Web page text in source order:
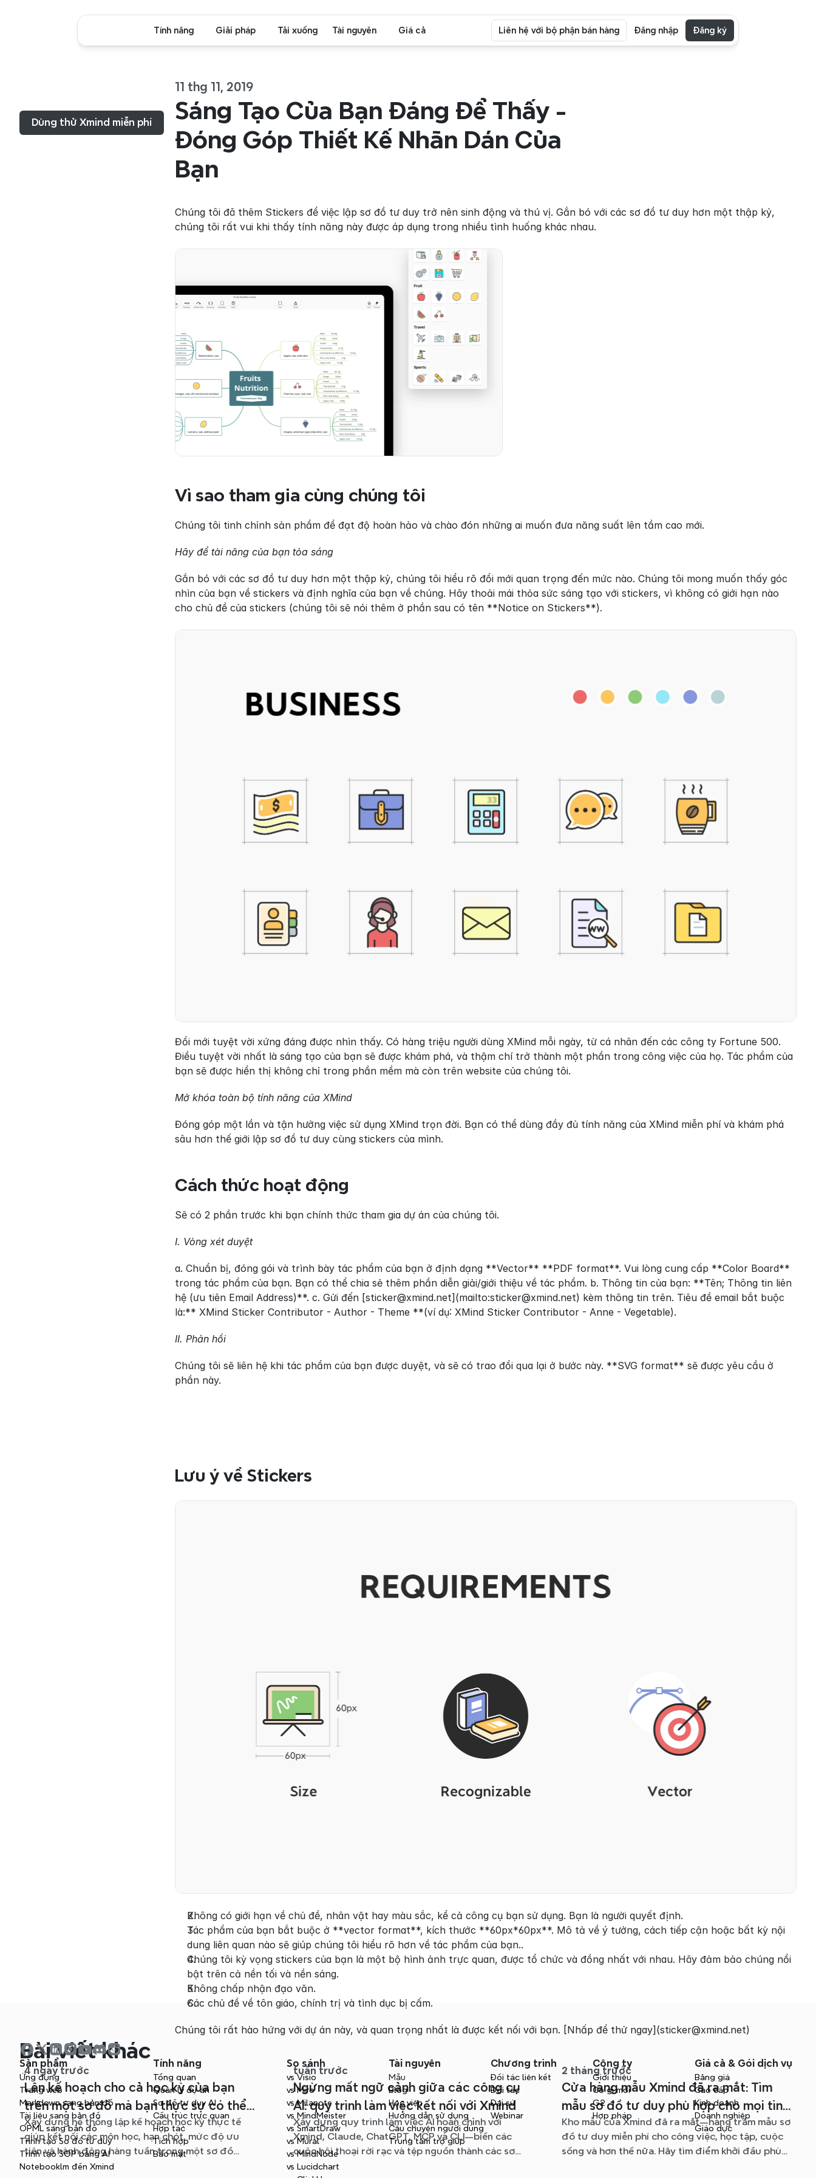
Dùng thử Xmind miễn phí
11 thg 11, 2019
Sáng Tạo Của Bạn Đáng Để Thấy -
Đóng Góp Thiết Kế Nhãn Dán Của
Bạn
Chúng tôi đã thêm Stickers để việc lập sơ đồ tư duy trở nên sinh động và thú vị. Gắn bó với các sơ đồ tư duy hơn một thập kỷ,
chúng tôi rất vui khi thấy tính năng này được áp dụng trong nhiều tình huống khác nhau.
Vì sao tham gia cùng chúng tôi
Chúng tôi tinh chỉnh sản phẩm để đạt độ hoàn hảo và chào đón những ai muốn đưa năng suất lên tầm cao mới.
Hãy để tài năng của bạn tỏa sáng
Gắn bó với các sơ đồ tư duy hơn một thập kỷ, chúng tôi hiểu rõ đổi mới quan trọng đến mức nào. Chúng tôi mong muốn thấy góc
nhìn của bạn về stickers và định nghĩa của bạn về chúng. Hãy thoải mái thỏa sức sáng tạo với stickers, vì không có giới hạn nào
cho chủ đề của stickers (chúng tôi sẽ nói thêm ở phần sau có tên **Notice on Stickers**).
Đổi mới tuyệt vời xứng đáng được nhìn thấy. Có hàng triệu người dùng XMind mỗi ngày, từ cá nhân đến các công ty Fortune 500.
Điều tuyệt vời nhất là sáng tạo của bạn sẽ được khám phá, và thậm chí trở thành một phần trong công việc của họ. Tác phẩm của
bạn sẽ được hiển thị không chỉ trong phần mềm mà còn trên website của chúng tôi.
Mở khóa toàn bộ tính năng của XMind
Đóng góp một lần và tận hưởng việc sử dụng XMind trọn đời. Bạn có thể dùng đầy đủ tính năng của XMind miễn phí và khám phá
sâu hơn thế giới lập sơ đồ tư duy cùng stickers của mình.
Cách thức hoạt động
Sẽ có 2 phần trước khi bạn chính thức tham gia dự án của chúng tôi.
I. Vòng xét duyệt
a. Chuẩn bị, đóng gói và trình bày tác phẩm của bạn ở định dạng **Vector** **PDF format**. Vui lòng cung cấp **Color Board**
trong tác phẩm của bạn. Bạn có thể chia sẻ thêm phần diễn giải/giới thiệu về tác phẩm. b. Thông tin của bạn: **Tên; Thông tin liên
hệ (ưu tiên Email Address)**. c. Gửi đến [sticker@xmind.net](mailto:sticker@xmind.net) kèm thông tin trên. Tiêu đề email bắt buộc
là:** XMind Sticker Contributor - Author - Theme **(ví dụ: XMind Sticker Contributor - Anne - Vegetable).
II. Phản hồi
Chúng tôi sẽ liên hệ khi tác phẩm của bạn được duyệt, và sẽ có trao đổi qua lại ở bước này. **SVG format** sẽ được yêu cầu ở
phần này.
Lưu ý về Stickers
Không có giới hạn về chủ đề, nhân vật hay màu sắc, kể cả công cụ bạn sử dụng. Bạn là người quyết định.
Tác phẩm của bạn bắt buộc ở **vector format**, kích thước **60px*60px**. Mô tả về ý tưởng, cách tiếp cận hoặc bất kỳ nội
dung liên quan nào sẽ giúp chúng tôi hiểu rõ hơn về tác phẩm của bạn..
Chúng tôi kỳ vọng stickers của bạn là một bộ hình ảnh trực quan, được tổ chức và đồng nhất với nhau. Hãy đảm bảo chúng nổi
bật trên cả nền tối và nền sáng.
Không chấp nhận đạo văn.
Các chủ đề về tôn giáo, chính trị và tình dục bị cấm.
Chúng tôi rất hào hứng với dự án này, và quan trọng nhất là được kết nối với bạn. [Nhấp để thử ngay](sticker@xmind.net)
Bài viết khác
4 ngày trước
Lên kế hoạch cho cả học kỳ của bạn
trên một sơ đồ mà bạn thực sự có thể
theo kịp
Xây dựng hệ thống lập kế hoạch học kỳ thực tế
giúp kết nối các môn học, hạn chót, mức độ ưu
tiên và hành động hàng tuần trong một sơ đồ
Xmind linh hoạt suốt học kỳ.
tuần trước
Ngừng mất ngữ cảnh giữa các công cụ
AI: quy trình làm việc kết nối với Xmind
Xây dựng quy trình làm việc AI hoàn chỉnh với
Xmind, Claude, ChatGPT, MCP và CLI—biến các
cuộc hội thoại rời rạc và tệp nguồn thành các sơ
đồ tư duy rõ ràng, dễ chỉnh sửa.
2 tháng trước
Cửa hàng mẫu Xmind đã ra mắt: Tìm
mẫu sơ đồ tư duy phù hợp cho mọi tình
huống
Kho mẫu của Xmind đã ra mắt—hàng trăm mẫu sơ
đồ tư duy miễn phí cho công việc, học tập, cuộc
sống và hơn thế nữa. Hãy tìm điểm khởi đầu phù
Sản phẩm
Ứng dụng
Trang web
Markdown sang bản đồ
Tài liệu sang bản đồ
OPML sang bản đồ
Trình tạo Sơ đồ tư duy
Trình tạo SOP bằng AI
Notebooklm đến Xmind
Tính năng
Tổng quan
Quản lý dự án
Sơ đồ tư duy AI
Cấu trúc trực quan
Hợp tác
Tích hợp
Bảo mật
So sánh
vs Visio
vs Miro
vs Milanote
vs MindMeister
vs SmartDraw
vs Mural
vs MindNode
vs Lucidchart
Tài nguyên
Mẫu
Blog
Học viện
Hướng dẫn sử dụng
Câu chuyện người dùng
Trung tâm trợ giúp
Chương trình
Đối tác liên kết
Đối tác
Đại sứ
Webinar
Công ty
Giới thiệu
Có gì mới
G2
Hợp pháp
Giá cả & Gói dịch vụ
Bảng giá
Cao cấp
Kinh doanh
Doanh nghiệp
Giáo dục
Tính năng Giải pháp Tải xuống Tài nguyên Giá cả Liên hệ với bộ phận bán hàng Đăng nhập Đăng ký